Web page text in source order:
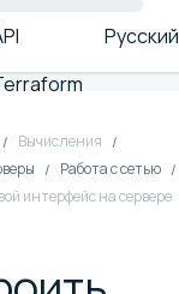
Русский
Вычисления
Работа с сетью
интерфейс на сервере